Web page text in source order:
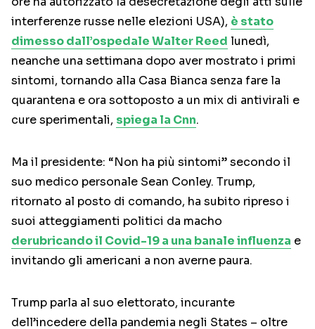
interferenze russe nelle elezioni USA), è stato
dimesso dall’ospedale Walter Reed lunedì,
neanche una settimana dopo aver mostrato i primi
sintomi, tornando alla Casa Bianca senza fare la
quarantena e ora sottoposto a un mix di antivirali e
cure sperimentali, spiega la Cnn.
Ma il presidente: “Non ha più sintomi” secondo il
suo medico personale Sean Conley. Trump,
ritornato al posto di comando, ha subito ripreso i
suoi atteggiamenti politici da macho
derubricando il Covid-19 a una banale influenza e
invitando gli americani a non averne paura.
Trump parla al suo elettorato, incurante
dell’incedere della pandemia negli States – oltre